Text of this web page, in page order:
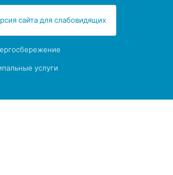
сайта для слабовидящих
услуги